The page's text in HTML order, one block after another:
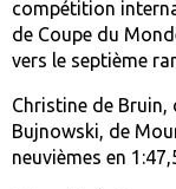
compétition
de Coupe du
vers le septième
Christine de Bruin,
Bujnowski, de
neuvièmes en